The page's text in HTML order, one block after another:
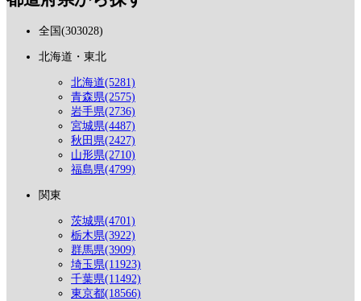
全国(303028)
北海道・東北
北海道(5281)
青森県(2575)
岩手県(2736)
宮城県(4487)
秋田県(2427)
山形県(2710)
福島県(4799)
関東
茨城県(4701)
栃木県(3922)
群馬県(3909)
埼玉県(11923)
千葉県(11492)
東京都(18566)